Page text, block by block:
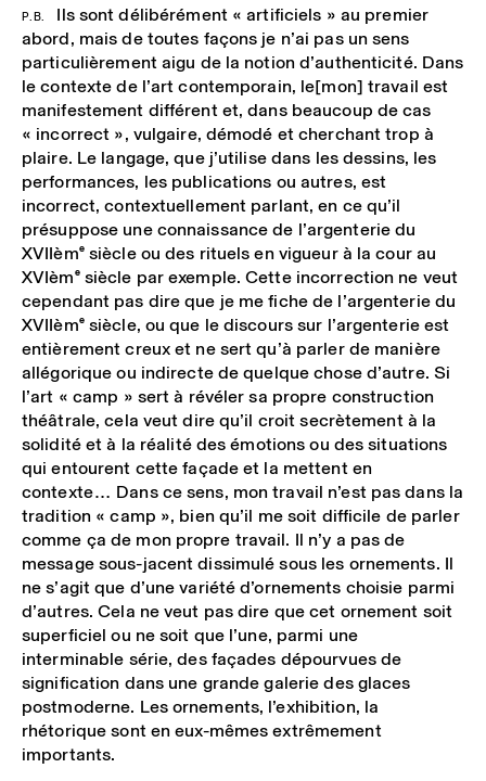
P.B.
Ils sont délibérément « artificiels » au premier
abord, mais de toutes façons je n’ai pas un sens
particulièrement aigu de la notion d’authenticité. Dans
le contexte de l’art contemporain, le[mon] travail est
manifestement différent et, dans beaucoup de cas
« incorrect », vulgaire, démodé et cherchant trop à
plaire. Le langage, que j’utilise dans les dessins, les
performances, les publications ou autres, est
incorrect, contextuellement parlant, en ce qu’il
présuppose une connaissance de l’argenterie du
XVIIèmesiècle ou des rituels en vigueur à la cour au
XVIèmesiècle par exemple. Cette incorrection ne veut
cependant pas dire que je me fiche de l’argenterie du
XVIIèmesiècle, ou que le discours sur l’argenterie est
entièrement creux et ne sert qu’à parler de manière
allégorique ou indirecte de quelque chose d’autre. Si
l’art « camp » sert à révéler sa propre construction
théâtrale, cela veut dire qu’il croit secrètement à la
solidité et à la réalité des émotions ou des situations
qui entourent cette façade et la mettent en
contexte… Dans ce sens, mon travail n’est pas dans la
tradition « camp », bien qu’il me soit difficile de parler
comme ça de mon propre travail. Il n’y a pas de
message sous-jacent dissimulé sous les ornements. Il
ne s’agit que d’une variété d’ornements choisie parmi
d’autres. Cela ne veut pas dire que cet ornement soit
superficiel ou ne soit que l’une, parmi une
interminable série, des façades dépourvues de
signification dans une grande galerie des glaces
postmoderne. Les ornements, l’exhibition, la
rhétorique sont en eux-mêmes extrêmement
importants.